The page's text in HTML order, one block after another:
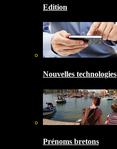
Edition
Nouvelles technologies
Prénoms bretons